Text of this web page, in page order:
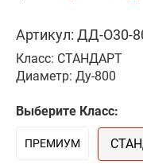
Артикул: ДД-О30-
Класс: СТАНДАРТ
Диаметр: Ду-800
Выберите Класс:
ПРЕМИУМ